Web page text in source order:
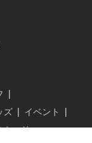
ズ イベント
トーリー